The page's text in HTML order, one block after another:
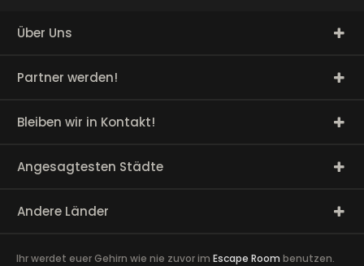
Über Uns
Partner werden!
Bleiben wir in Kontakt!
Angesagtesten Städte
Andere Länder
Ihr werdet euer Gehirn wie nie zuvor im Escape Room benutzen.